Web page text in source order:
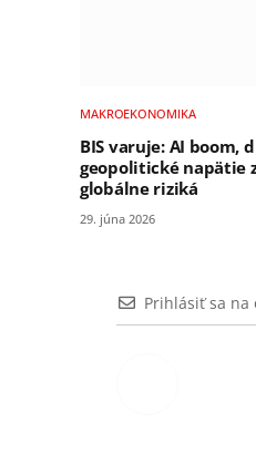
MAKROEKONOMIKA
BIS varuje: AI boom,
geopolitické napätie
globálne riziká
29. júna 2026
Prihlásiť sa na